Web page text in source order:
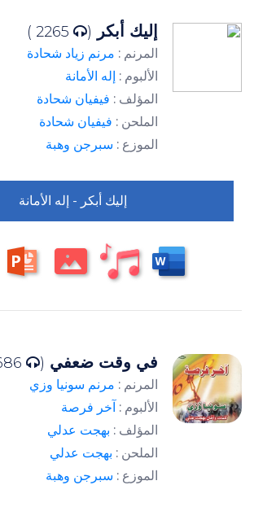
إليك أبكر (
المرنم : مرنم زياد شحادة
الألبوم : إله الأمانة
المؤلف : فيفيان شحادة
الملحن : فيفيان شحادة
الموزع : سبرجن وهبة
إليك أبكر - إله الأمانة
في وقت ضعفي (
المرنم : مرنم سونيا وزي
الألبوم : آخر فرصة
المؤلف : بهجت عدلي
الملحن : بهجت عدلي
الموزع : سبرجن وهبة